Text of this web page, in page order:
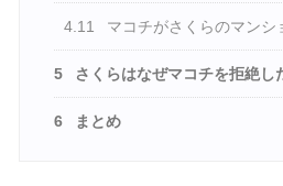
4.11 マコチがさくらのマンシ
5 さくらはなぜマコチを拒絶し
6 まとめ